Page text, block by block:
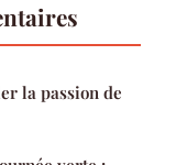
la passion de